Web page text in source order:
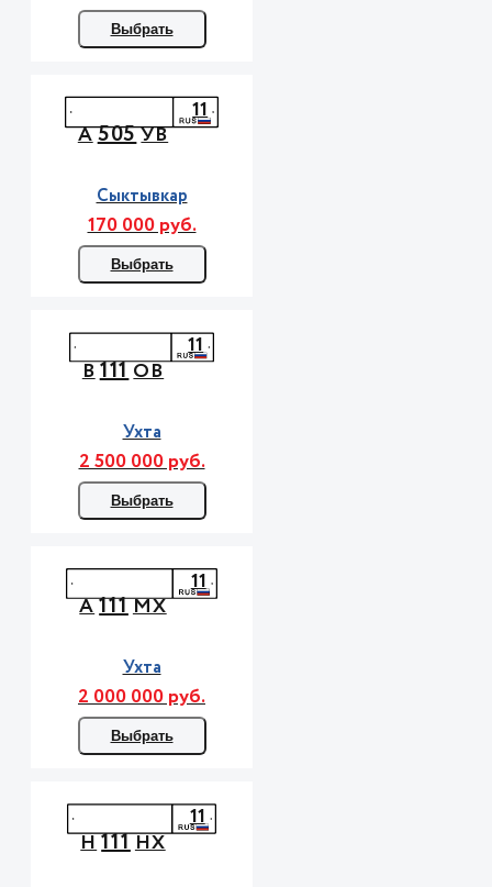
Выбрать
А505УВ
11
Сыктывкар
170 000 руб.
Выбрать
В111ОВ
11
Ухта
2 500 000 руб.
Выбрать
А111МХ
11
Ухта
2 000 000 руб.
Выбрать
Н111НХ
11